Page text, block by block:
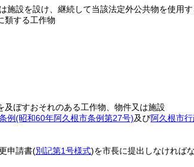
設を設け、継続して当該法定外公共物を使用す
類する工作物
ぼすおそれのある工作物、物件又は施設
例(昭和60年阿久根市条例第27号)及び阿久根市
申請書(別記第1号様式)を市長に提出しなければな